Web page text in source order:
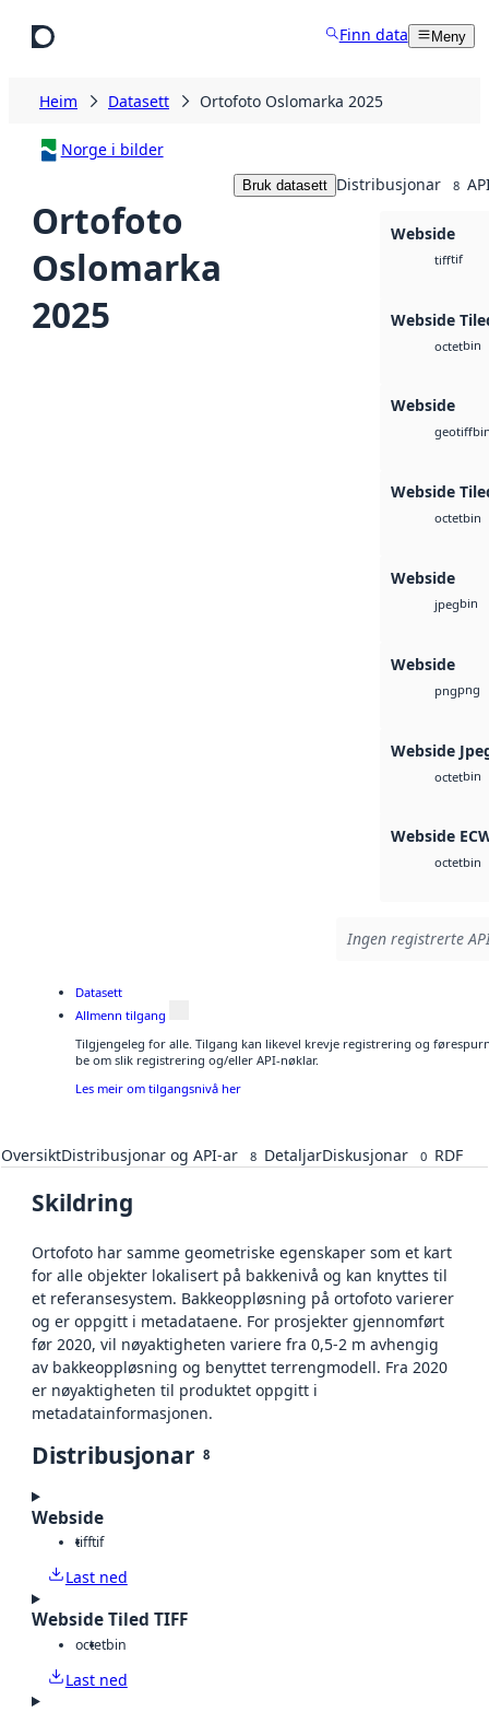
Finn data Meny
Heim Datasett Ortofoto Oslomarka 2025
Norge i bilder
Ortofoto
Oslomarka
2025
Bruk datasett Distribusjonar 8
Webside
tifftif
Webside
octetbin
Webside
geotiff
Webside
octetbin
Webside
jpegbin
Webside
pngpng
Webside
octetbin
Webside
octetbin
Ingen registrerte
Datasett
Allmenn tilgang
Tilgjengeleg for alle. Tilgang kan likevel krevje registrering og
be om slik registrering og/eller API-nøklar.
Les meir om tilgangsnivå her
OversiktDistribusjonar og API-ar 8 DetaljarDiskusjonar 0 RDF
Skildring
Ortofoto har samme geometriske egenskaper som et kart
for alle objekter lokalisert på bakkenivå og kan knyttes til
et referansesystem. Bakkeoppløsning på ortofoto varierer
og er oppgitt i metadataene. For prosjekter gjennomført
før 2020, vil nøyaktigheten variere fra 0,5-2 m avhengig
av bakkeoppløsning og benyttet terrengmodell. Fra 2020
er nøyaktigheten til produktet oppgitt i
metadatainformasjonen.
Distribusjonar 8
Webside
tifftif
Last ned
Webside Tiled TIFF
octetbin
Last ned